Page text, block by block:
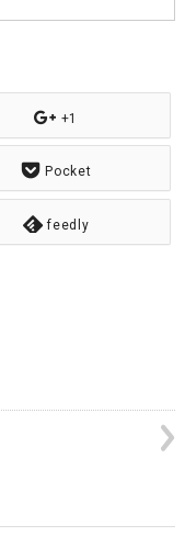
+1
Pocket
feedly